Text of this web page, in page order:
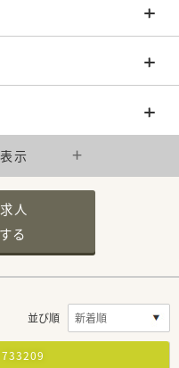
示
人
る
並び順
733209